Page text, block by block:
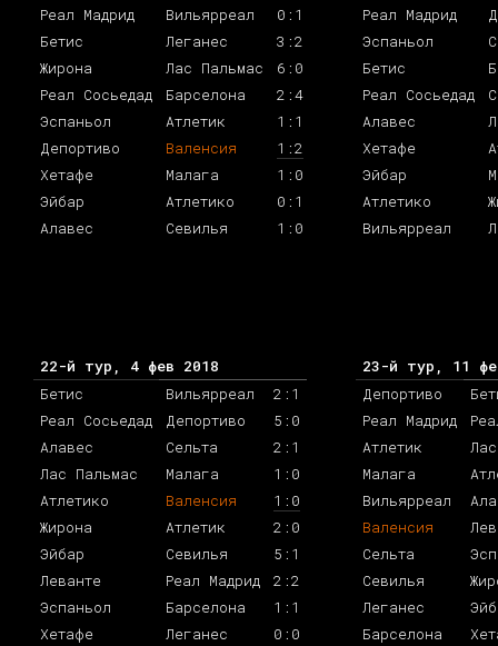
Реал Мадрид
Вильярреал
0:1
Бетис
Леганес
3:2
Жирона
Лас Пальмас
6:0
Реал Сосьедад
Барселона
2:4
Эспаньол
Атлетик
1:1
Депортиво
Валенсия
1:2
Хетафе
Малага
1:0
Эйбар
Атлетико
0:1
Алавес
Севилья 1:0
Реал Мадрид
Эспаньол
Бетис
Реал Сосьедад
Алавес
Хетафе
Эйбар
Атлетико
Вильярреал
22-й тур, 4 фев 2018
Бетис
Вильярреал
2:1
Реал Сосьедад
Депортиво
5:0
Алавес
Сельта
2:1
Лас Пальмас
Малага
1:0
Атлетико
Валенсия
1:0
Жирона
Атлетик
2:0
Эйбар
Севилья
5:1
Леванте
Реал Мадрид
2:2
Эспаньол
Барселона
1:1
Хетафе
Леганес 0:0
23-й тур, 11
Депортиво
Реал Мадрид
Атлетик
Малага
Вильярреал
Валенсия
Сельта
Севилья
Леганес
Барселона